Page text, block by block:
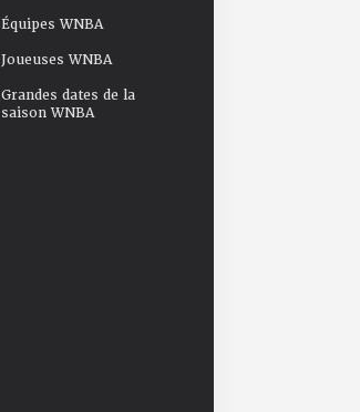
Équipes WNBA
Joueuses WNBA
Grandes dates de la
saison WNBA